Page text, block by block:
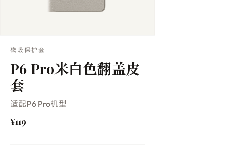
磁吸保护套
P6 Pro米白色翻盖皮
套
适配P6 Pro机型
¥119